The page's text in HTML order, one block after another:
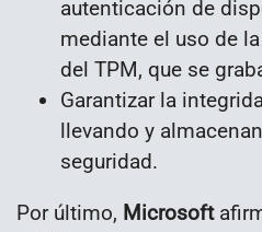
autenticación de
mediante el uso de
del TPM, que se
Garantizar la
llevando y
seguridad.
Por último, Microsoft